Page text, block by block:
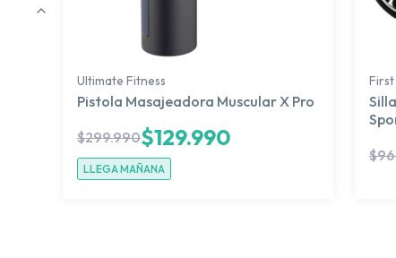
Ultimate Fitness
Pistola Masajeadora Muscular X Pro
$299.990$129.990
LLEGA MAÑANA
$